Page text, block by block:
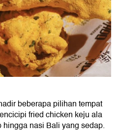
beberapa pilihan tempat
fried chicken keju ala
nasi Bali yang sedap.